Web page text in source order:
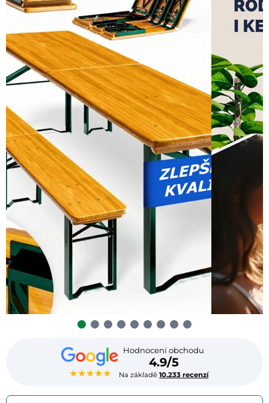
★★★★★
Hodnocení obchodu
4.9/5
Na základě10.233 recenzí